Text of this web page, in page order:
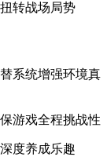
转战场局势
系统增强环境真
游戏全程挑战性
度养成乐趣